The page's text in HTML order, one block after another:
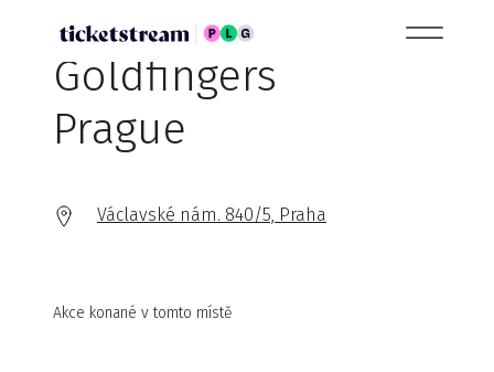
Goldfingers
Prague
Václavské nám. 840/5, Praha
Akce konané v tomto místě